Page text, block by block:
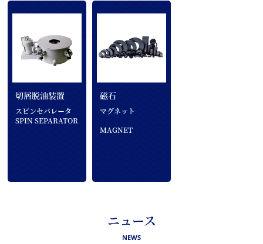
切屑脱油装置
スピンセパレータ
SPIN SEPARATOR
磁石
マグネット
MAGNET
ニュース
NEWS